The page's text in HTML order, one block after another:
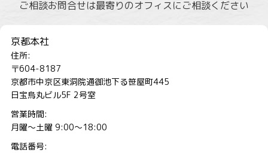
ご相談お問合せは最寄りのオフィスにご相談ください
京都本社
住所:
〒604-8187
京都市中京区東洞院通御池下る笹屋町445
日宝烏丸ビル5F 2号室
営業時間:
月曜～土曜 9:00～18:00
電話番号: